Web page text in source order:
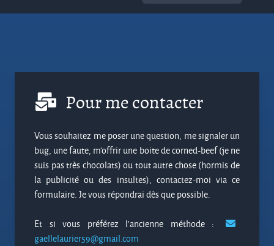
Pour me contacter
Vous souhaitez me poser une question, me signaler un
bug, une faute, m’offrir une boite de corned-beef (je ne
suis pas très chocolats) ou tout autre chose (hormis de
la publicité ou des insultes), contactez-moi via ce
formulaire. Je vous répondrai dès que possible.
Et si vous préférez l'ancienne méthode :
gaellelaurier59@gmail.com